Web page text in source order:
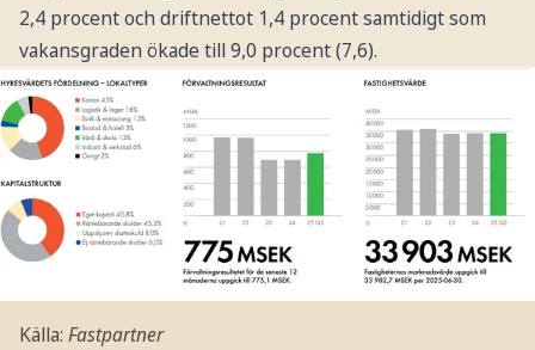
2,4 procent och driftnettot 1,4 procent samtidigt som
vakansgraden ökade till 9,0 procent (7,6).
Källa: Fastpartner